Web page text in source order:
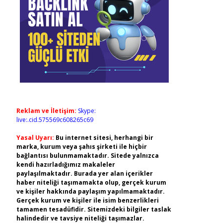
Reklam ve İletişim: Skype:
live:.cid.575569c608265c69
Yasal Uyarı: Bu internet sitesi, herhangi bir
marka, kurum veya şahıs şirketi ile hiçbir
bağlantısı bulunmamaktadır. Sitede yalnızca
kendi hazırladığımız makaleler
paylaşılmaktadır. Burada yer alan içerikler
haber niteliği taşımamakta olup, gerçek kurum
ve kişiler hakkında paylaşım yapılmamaktadır.
Gerçek kurum ve kişiler ile isim benzerlikleri
tamamen tesadüfidir. Sitemizdeki bilgiler taslak
halindedir ve tavsiye niteliği taşımazlar.